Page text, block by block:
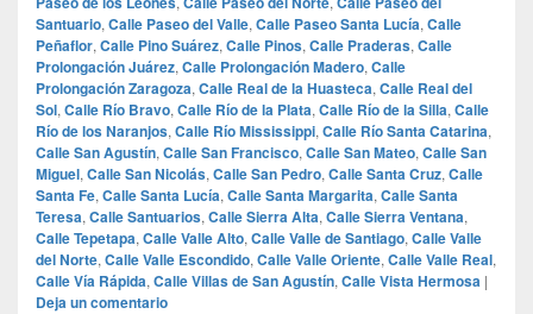
Santuario, Calle Paseo del Valle, Calle Paseo Santa Lucía, Calle
Peñaflor, Calle Pino Suárez, Calle Pinos, Calle Praderas, Calle
Prolongación Juárez, Calle Prolongación Madero, Calle
Prolongación Zaragoza, Calle Real de la Huasteca, Calle Real del
Sol, Calle Río Bravo, Calle Río de la Plata, Calle Río de la Silla, Calle
Río de los Naranjos, Calle Río Mississippi, Calle Río Santa Catarina,
Calle San Agustín, Calle San Francisco, Calle San Mateo, Calle San
Miguel, Calle San Nicolás, Calle San Pedro, Calle Santa Cruz, Calle
Santa Fe, Calle Santa Lucía, Calle Santa Margarita, Calle Santa
Teresa, Calle Santuarios, Calle Sierra Alta, Calle Sierra Ventana,
Calle Tepetapa, Calle Valle Alto, Calle Valle de Santiago, Calle Valle
del Norte, Calle Valle Escondido, Calle Valle Oriente, Calle Valle Real,
Calle Vía Rápida, Calle Villas de San Agustín, Calle Vista Hermosa |
Deja un comentario